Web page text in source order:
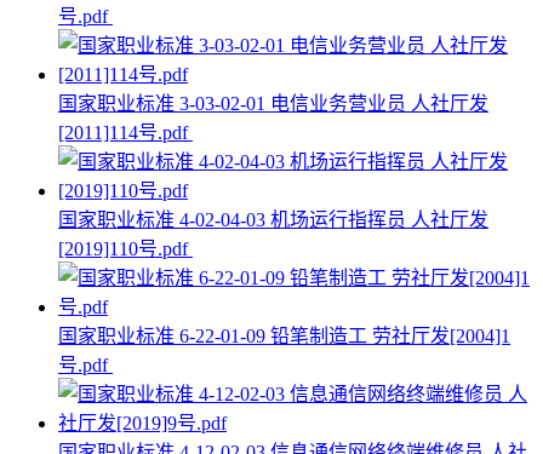
号.pdf
国家职业标准 3-03-02-01 电信业务营业员 人社厅发
[2011]114号.pdf
国家职业标准 4-02-04-03 机场运行指挥员 人社厅发
[2019]110号.pdf
国家职业标准 6-22-01-09 铅笔制造工 劳社厅发[2004]1
号.pdf